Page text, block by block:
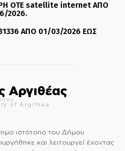
ΟΤΕ satellite internet ΑΠΟ
2026.
ΑΠΟ 01/03/2026 ΕΩΣ
Αργιθέας
of Argithea
ιστότοπο του Δήμου
και λειτουργεί έχοντας